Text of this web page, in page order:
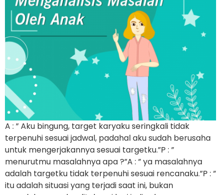
A : ” Aku bingung, target karyaku seringkali tidak
terpenuhi sesuai jadwal, padahal aku sudah berusaha
untuk mengerjakannya sesuai targetku.”P : ”
menurutmu masalahnya apa ?”A : ” ya masalahnya
adalah targetku tidak terpenuhi sesuai rencanaku.”P : ”
itu adalah situasi yang terjadi saat ini, bukan